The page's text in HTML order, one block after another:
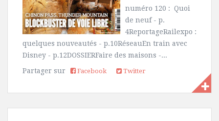
numéro 120 : Quoi
de neuf - p.
4ReportageRailexpo :
quelques nouveautés - p.10RéseauEn train avec
Disney - p.12DOSSIERFaire des maisons -...
Partager sur
Facebook Twitter